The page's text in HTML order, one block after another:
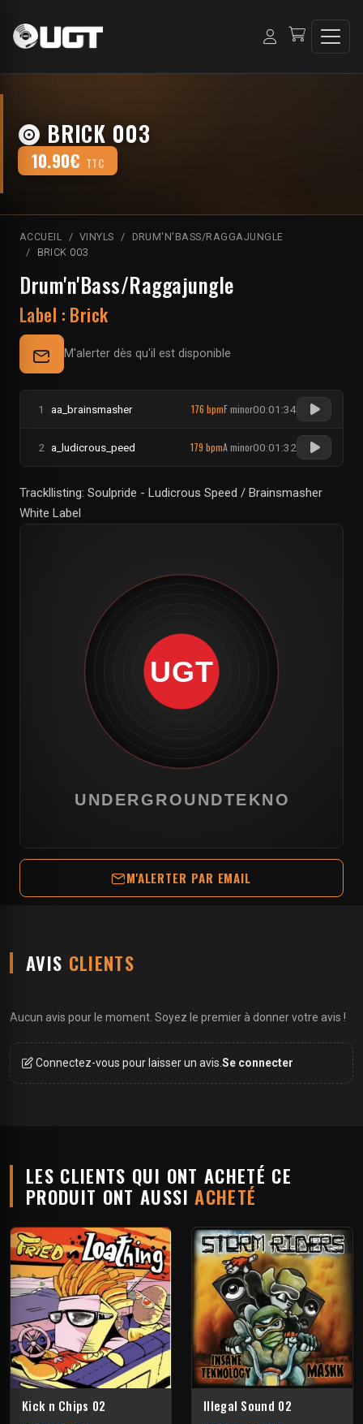
BRICK 003
10.90€ TTC
ACCUEIL VINYLS
DRUM'N'BASS/RAGGAJUNGLE
BRICK 003
Drum'n'Bass/Raggajungle
Label : Brick
M'alerter dès qu'il est disponible
1 aa_brainsmasher 176 bpmF minor00:01:34
2 a_ludicrous_peed 179 bpmA minor00:01:32
Trackllisting: Soulpride - Ludicrous Speed / Brainsmasher
White Label
M'ALERTER PAR EMAIL
AVIS CLIENTS
Aucun avis pour le moment. Soyez le premier à donner votre avis !
Connectez-vous pour laisser un avis. Se connecter
LES CLIENTS QUI ONT ACHETÉ CE
PRODUIT ONT AUSSIACHETÉ
Kick n Chips 02 Illegal Sound 02